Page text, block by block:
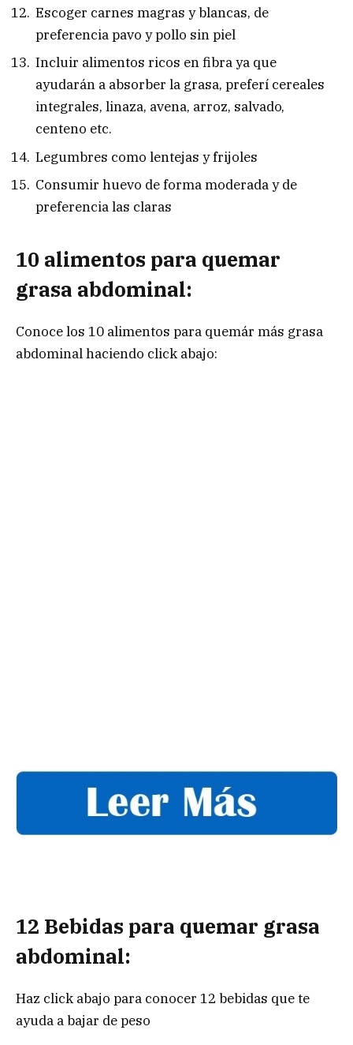
Escoger carnes magras y blancas, de
preferencia pavo y pollo sin piel
Incluir alimentos ricos en fibra ya que
ayudarán a absorber la grasa, preferí cereales
integrales, linaza, avena, arroz, salvado,
centeno etc.
Legumbres como lentejas y frijoles
Consumir huevo de forma moderada y de
preferencia las claras
10 alimentos para quemar
grasa abdominal:
Conoce los 10 alimentos para quemár más grasa
abdominal haciendo click abajo:
12 Bebidas para quemar grasa
abdominal:
Haz click abajo para conocer 12 bebidas que te
ayuda a bajar de peso